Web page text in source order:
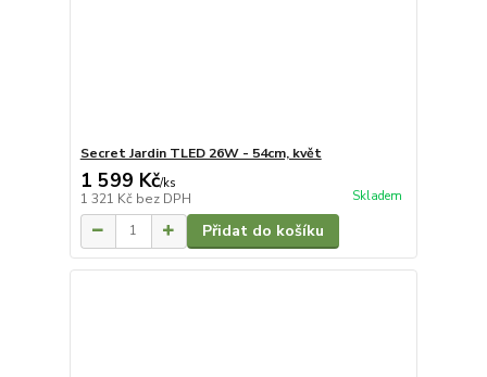
Secret Jardin TLED 26W - 54cm, květ
1 599 Kč/ks
1 321 Kč bez DPH Skladem
Přidat do košíku